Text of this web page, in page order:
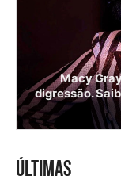
Macy
digressão.
ÚLTIMAS